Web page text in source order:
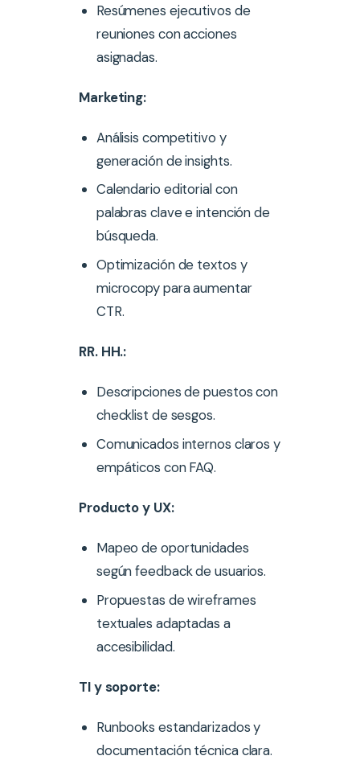
Resúmenes ejecutivos de
reuniones con acciones
asignadas.
Marketing:
Análisis competitivo y
generación de insights.
Calendario editorial con
palabras clave e intención de
búsqueda.
Optimización de textos y
microcopy para aumentar
CTR.
RR. HH.:
Descripciones de puestos con
checklist de sesgos.
Comunicados internos claros y
empáticos con FAQ.
Producto y UX:
Mapeo de oportunidades
según feedback de usuarios.
Propuestas de wireframes
textuales adaptadas a
accesibilidad.
TI y soporte:
Runbooks estandarizados y
documentación técnica clara.